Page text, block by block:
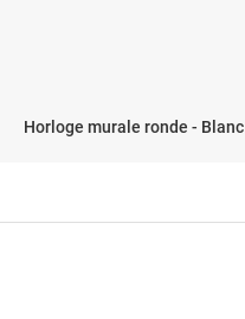
Horloge murale ronde - Blanc